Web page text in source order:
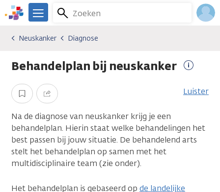
Overslaan
en
gaan
We
er
je.
Zoeken
Menu
Kankersoorten
Neuskanker
Diagnose
Neuskanker Diagnose
Behandelplan bij neuskanker
Opslaan Delen Luister
Na de diagnose van neuskanker krijg je een
behandelplan. Hierin staat welke behandelingen het
best passen bij jouw situatie. De behandelend arts
stelt het behandelplan op samen met het
multidisciplinaire team (zie onder).
Het behandelplan is gebaseerd op de landelijke